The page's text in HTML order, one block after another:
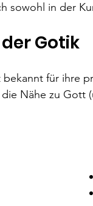
sowohl in der
Gotik
für ihre
Nähe zu Gott